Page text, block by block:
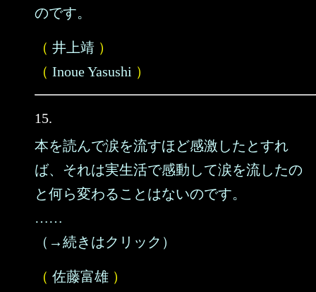
のです。
（ 井上靖 ）
（ Inoue Yasushi ）
15.
本を読んで涙を流すほど感激したとすれ
ば、それは実生活で感動して涙を流したの
と何ら変わることはないのです。
……
（→続きはクリック）
（ 佐藤富雄 ）